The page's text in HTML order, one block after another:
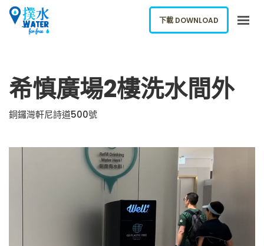
下載應用
ENGLISH
下載 DOWNLOAD
希慎廣場2樓洗水間外
銅鑼灣軒尼詩道500號
下載 DOWNLOAD